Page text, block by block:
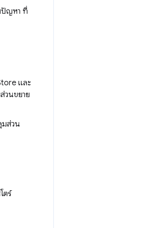
ญหา ที่
และ
วนขยาย
มส่วน
ตร์